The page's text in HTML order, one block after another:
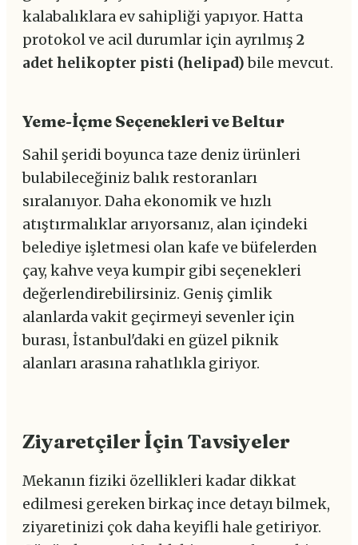
kalabalıklara ev sahipliği yapıyor. Hatta
protokol ve acil durumlar için ayrılmış 2
adet helikopter pisti (helipad)bile mevcut.
Yeme-İçme Seçenekleri ve Beltur
Sahil şeridi boyunca taze deniz ürünleri
bulabileceğiniz balık restoranları
sıralanıyor. Daha ekonomik ve hızlı
atıştırmalıklar arıyorsanız, alan içindeki
belediye işletmesi olan kafe ve büfelerden
çay, kahve veya kumpir gibi seçenekleri
değerlendirebilirsiniz. Geniş çimlik
alanlarda vakit geçirmeyi sevenler için
burası, İstanbul'daki en güzel piknik
alanları arasına rahatlıkla giriyor.
Ziyaretçiler İçin Tavsiyeler
Mekanın fiziki özellikleri kadar dikkat
edilmesi gereken birkaç ince detayı bilmek,
ziyaretinizi çok daha keyifli hale getiriyor.